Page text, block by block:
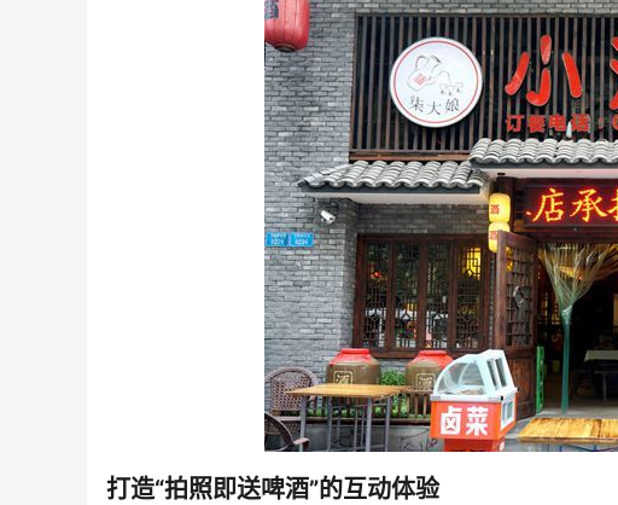
打造“拍照即送啤酒”的互动体验